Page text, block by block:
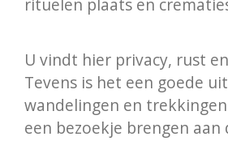
rituelen plaats en
U vindt hier privacy, rust
Tevens is het een goede
wandelingen en
een bezoekje brengen aan